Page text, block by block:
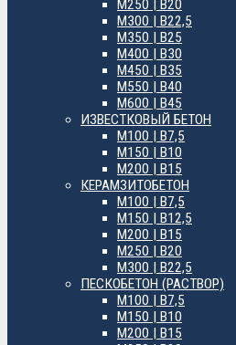
М250 | B20
М300 | B22,5
М350 | B25
М400 | B30
М450 | B35
М550 | B40
М600 | B45
ИЗВЕСТКОВЫЙ БЕТОН
М100 | B7,5
М150 | B10
М200 | B15
КЕРАМЗИТОБЕТОН
М100 | B7,5
М150 | B12,5
М200 | B15
М250 | B20
М300 | B22,5
ПЕСКОБЕТОН (РАСТВОР)
М100 | B7,5
М150 | B10
М200 | B15